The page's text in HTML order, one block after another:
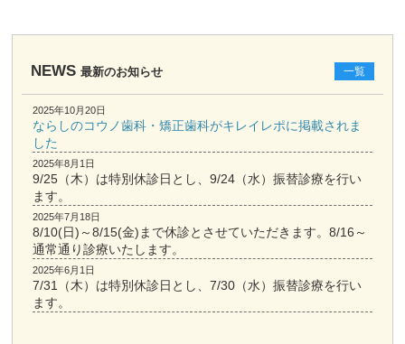
NEWS 最新のお知らせ 一覧
2025年10月20日
ならしのコウノ歯科・矯正歯科がキレイレポに掲載されま
した
2025年8月1日
9/25（木）は特別休診日とし、9/24（水）振替診療を行い
ます。
2025年7月18日
8/10(日)～8/15(金)まで休診とさせていただきます。8/16～
通常通り診療いたします。
2025年6月1日
7/31（木）は特別休診日とし、7/30（水）振替診療を行い
ます。